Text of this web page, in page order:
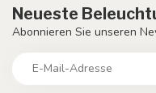
Neueste
Abonnieren Sie unseren